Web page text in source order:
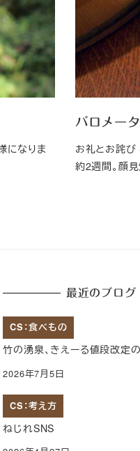
になりま
バロメー
お礼とお詫び
約2週間。顔
最近のブログ
CS：食べもの
竹の湧泉、きえーる値段改定
2026年7月5日
CS：考え方
ねじれSNS